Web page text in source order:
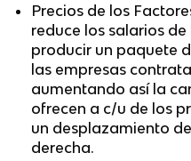
Precios de los
reduce los salarios
producir un paquete
las empresas
aumentando así la
ofrecen a c/u de los
un desplazamiento
derecha.